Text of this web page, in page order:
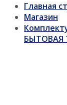
Главная
Магазин
БЫТОВАЯ